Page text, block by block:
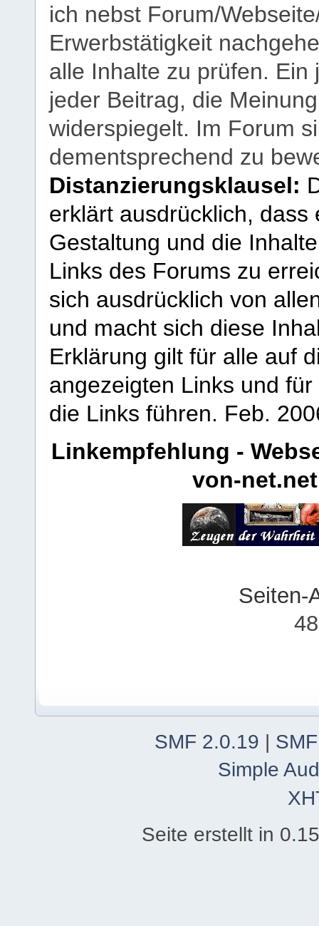
ich nebst Forum/
Erwerbstätigkeit
alle Inhalte zu prüfen.
jeder Beitrag, die
widerspiegelt. Im Forum
dementsprechend zu
Distanzierungsklausel:
erklärt ausdrücklich,
Gestaltung und die
Links des Forums zu
sich ausdrücklich von
und macht sich diese
Erklärung gilt für alle auf
angezeigten Links und
die Links führen. Feb.
Linkempfehlung -
von-net.net
Seiten-
SMF 2.0.19 |
Simple
Seite erstellt in